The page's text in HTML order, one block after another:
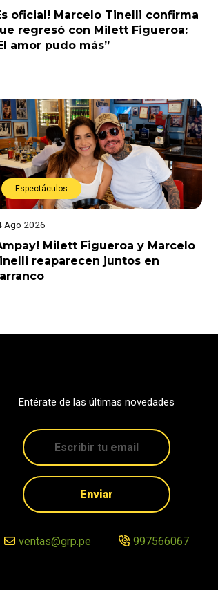
oficial! Marcelo Tinelli confirma
regresó con Milett Figueroa:
amor pudo más”
Espectáculos
Ago 2026
Milett Figueroa y Marcelo
reaparecen juntos en
Entérate de las últimas novedades
Enviar
ventas@grp.pe 997566067